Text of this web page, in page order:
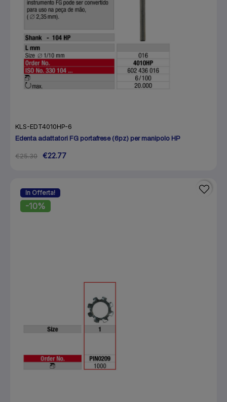
KLS-EDT4010HP-6
Edenta adattatori FG portafrese (6pz) per manipolo HP
€25.30 €22.77
In Offerta!
-10%